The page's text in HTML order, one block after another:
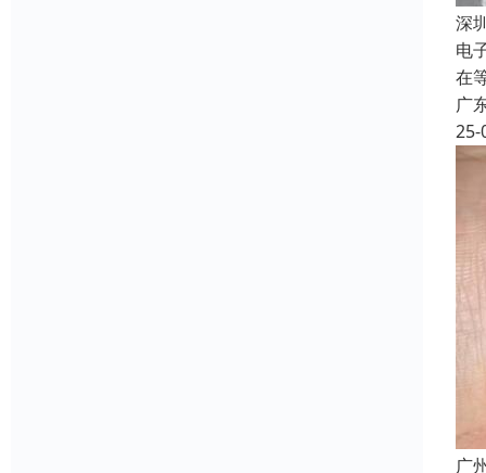
深
电
在
广
25-
广